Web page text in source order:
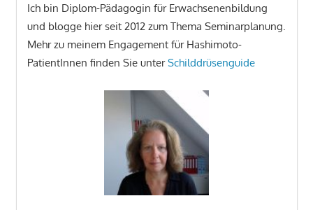
Ich bin Diplom-Pädagogin für Erwachsenenbildung
und blogge hier seit 2012 zum Thema Seminarplanung.
Mehr zu meinem Engagement für Hashimoto-
PatientInnen finden Sie unterSchilddrüsenguide